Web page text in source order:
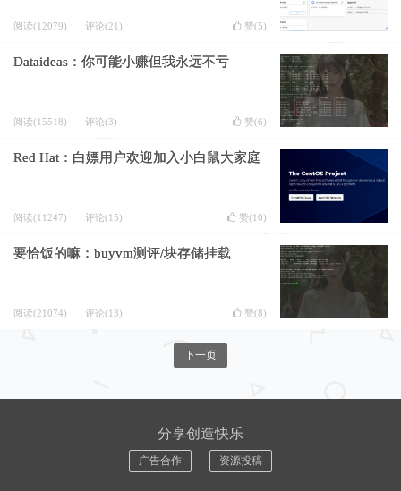
阅读(12079) 评论(21) 赞(5)
Dataideas：你可能小赚但我永远不亏
阅读(15518) 评论(3) 赞(6)
Red Hat：白嫖用户欢迎加入小白鼠大家庭
阅读(11247) 评论(15) 赞(10)
要恰饭的嘛：buyvm测评/块存储挂载
阅读(21074) 评论(13) 赞(8)
下一页
分享创造快乐
广告合作 资源投稿